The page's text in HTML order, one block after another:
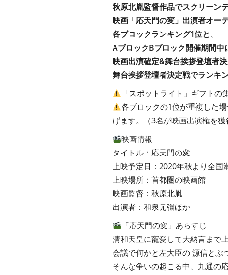
秋原北胤監督作品でスクリーン
映画「応天門の変」出演者オー
各ブロックランキング1位と、
AブロックBブロック開催期間
映画出演確定&舞台挨拶登壇者
舞台挨拶登壇者決定戦でランキ
「スポットライト」ギフト
各ブロックの1位が重複した
げます。（3名が映画出演権を
映画情報
タイトル：応天門の変
上映予定日：2020年秋より全国
上映場所：首都圏の映画館
映画監督：秋原北胤
出演者：和泉元彌ほか
「応天門の変」あらすじ
清和天皇に寵愛して大納言まで
会議で何かと左大臣の 源信とぶ
そんな争いの起こる中、九通の